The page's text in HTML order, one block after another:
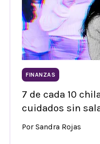
FINANZAS
7 de cada 10
cuidados sin
Por Sandra Rojas